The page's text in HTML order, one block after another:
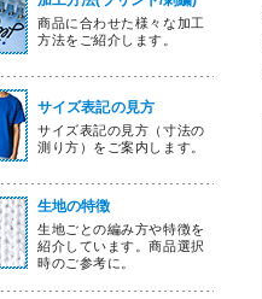
商品に合わせた様々な加工
方法をご紹介します。
サイズ表記の見方
サイズ表記の見方（寸法の
測り方）をご案内します。
生地の特徴
生地ごとの編み方や特徴を
紹介しています。商品選択
時のご参考に。